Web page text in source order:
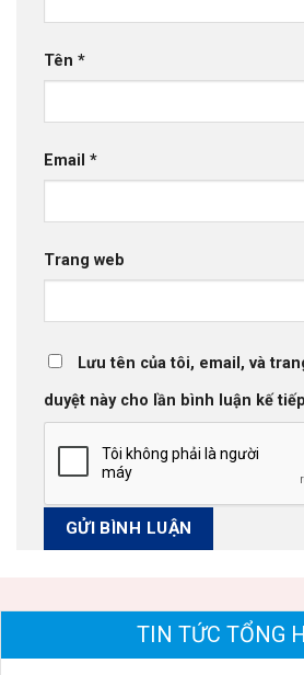
Tên *
Email *
Trang web
Lưu tên của tôi, email, và
duyệt này cho lần bình luận kế
TIN TỨC TỔNG